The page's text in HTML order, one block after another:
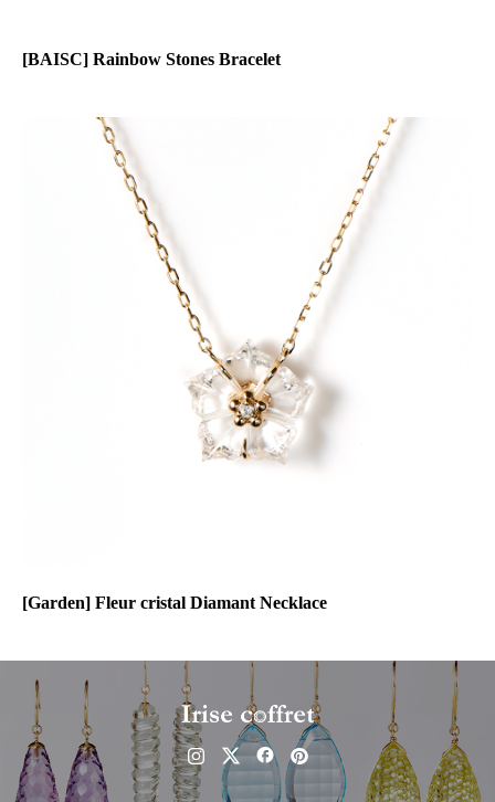
[BAISC] Rainbow Stones Bracelet
[Garden] Fleur cristal Diamant Necklace